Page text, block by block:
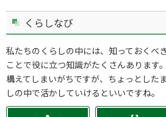
くらしなび
私たちのくらしの中には、知っておくべ
ことで役に立つ知識がたくさんあります
構えてしまいがちですが、ちょっとした
しの中で活かしていけるといいですね。